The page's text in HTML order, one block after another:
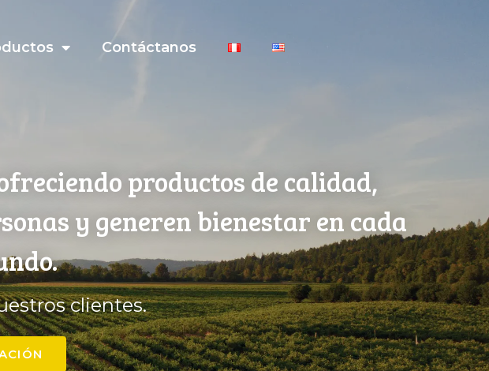
Contáctanos
productos de calidad,
y generen bienestar en cada
clientes.